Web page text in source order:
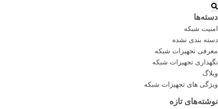
دسته‌ها
امنیت شبکه
دسته بندی نشده
معرفی تجهیزات شبکه
نگهداری تجهیزات شبکه
وبلاگ
ویژگی های تجهیزات شبکه
نوشته‌های تازه